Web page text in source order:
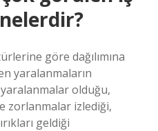
göre dağılımına
yaralanmaların
olduğu,
zorlanmalar izlediği,
geldiği